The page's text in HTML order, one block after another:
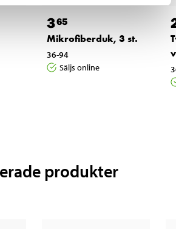
365
Mikrofiberduk, 3 st.
36-94
Säljs online
produkter